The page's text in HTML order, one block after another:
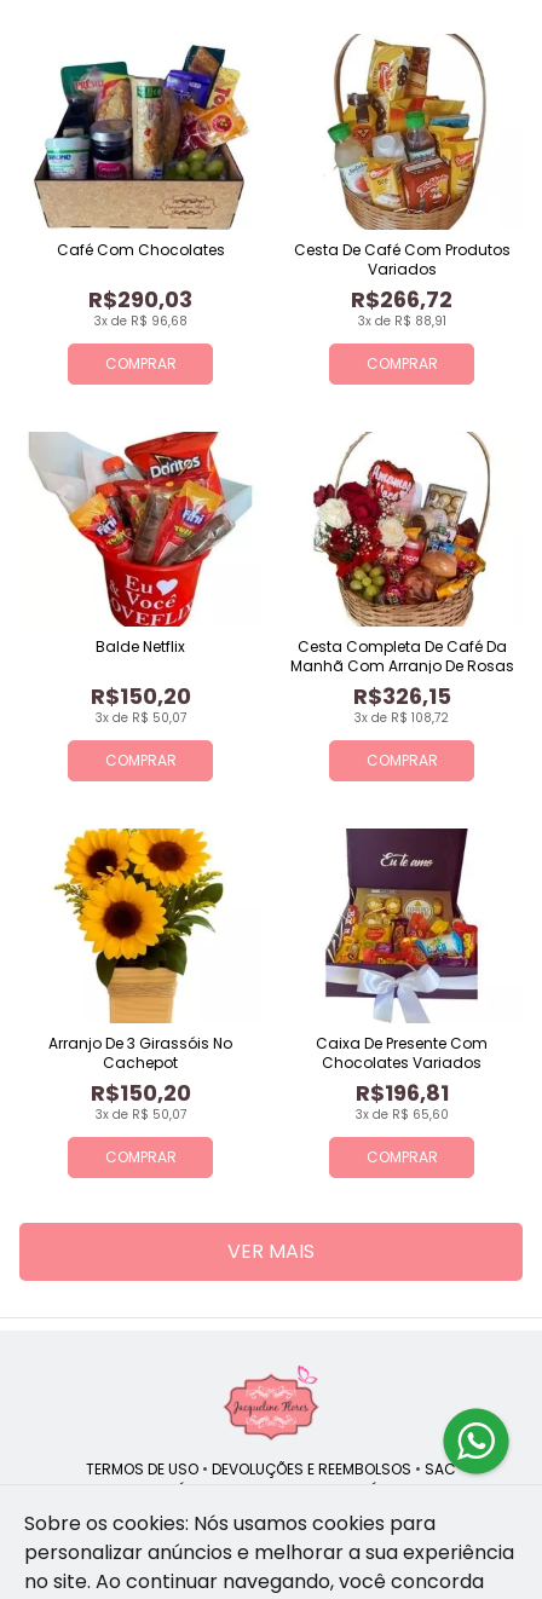
COMPRAR
3x de R$ 96,68
R$290,03
Café Com Chocolates
COMPRAR
3x de R$ 88,91
R$266,72
Cesta De Café Com Produtos
Variados
COMPRAR
3x de R$ 50,07
R$150,20
Balde Netflix
COMPRAR
3x de R$ 108,72
R$326,15
Cesta Completa De Café Da
Manhã Com Arranjo De Rosas
COMPRAR
3x de R$ 50,07
R$150,20
Arranjo De 3 Girassóis No
Cachepot
COMPRAR
3x de R$ 65,60
R$196,81
Caixa De Presente Com
Chocolates Variados
VER MAIS
TERMOS DE USO • DEVOLUÇÕES E REEMBOLSOS • SAC
POLÍTICA DE PRIVACIDADE POLÍTICA DE COOKIES
Jacqueline Flores | CNPJ: 47.335.418/0001-13
Sobre os cookies: Nós usamos cookies para
personalizar anúncios e melhorar a sua experiência
no site. Ao continuar navegando, você concorda